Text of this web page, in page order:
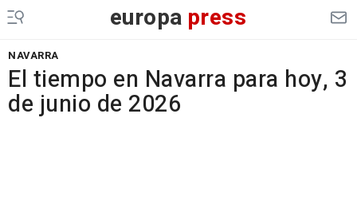
europa press
NAVARRA
El tiempo en Navarra para hoy, 3
de junio de 2026